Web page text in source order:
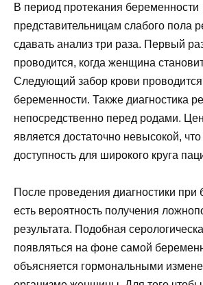
В период протекания беременности
представительницам слабого пола
сдавать анализ три раза. Первый
проводится, когда женщина
Следующий забор крови
беременности. Также диагностика
непосредственно перед родами.
является достаточно невысокой,
доступность для широкого круга
После проведения диагностики при
есть вероятность получения
результата. Подобная
появляться на фоне самой
объясняется гормональными